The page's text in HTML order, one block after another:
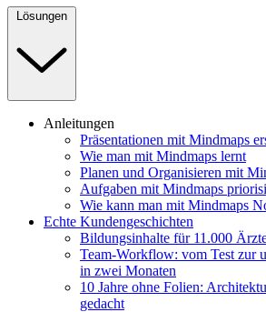
Lösungen
Anleitungen
Präsentationen mit Mindmaps
Wie man mit Mindmaps lernt
Planen und Organisieren mit
Aufgaben mit Mindmaps
Wie kann man mit Mindmaps
Echte Kundengeschichten
Bildungsinhalte für 11.000
Team-Workflow: vom Test zur
in zwei Monaten
10 Jahre ohne Folien:
gedacht